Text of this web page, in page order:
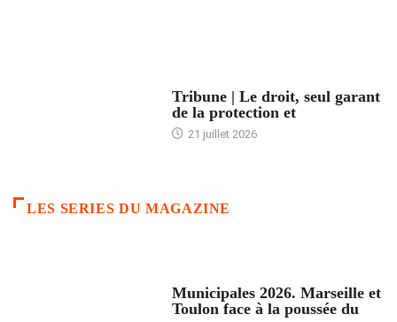
Tribune | Le droit, seul garant
de la protection et
21 juillet 2026
LES SERIES DU MAGAZINE
Municipales 2026. Marseille et
Toulon face à la poussée du